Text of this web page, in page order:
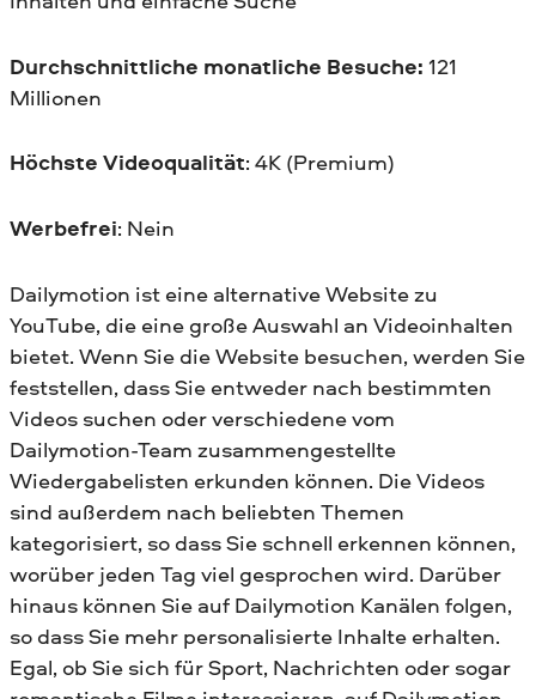
Durchschnittliche monatliche Besuche: 121
Millionen
Höchste Videoqualität: 4K (Premium)
Werbefrei: Nein
Dailymotion ist eine alternative Website zu
YouTube, die eine große Auswahl an Videoinhalten
bietet. Wenn Sie die Website besuchen, werden Sie
feststellen, dass Sie entweder nach bestimmten
Videos suchen oder verschiedene vom
Dailymotion-Team zusammengestellte
Wiedergabelisten erkunden können. Die Videos
sind außerdem nach beliebten Themen
kategorisiert, so dass Sie schnell erkennen können,
worüber jeden Tag viel gesprochen wird. Darüber
hinaus können Sie auf Dailymotion Kanälen folgen,
so dass Sie mehr personalisierte Inhalte erhalten.
Egal, ob Sie sich für Sport, Nachrichten oder sogar